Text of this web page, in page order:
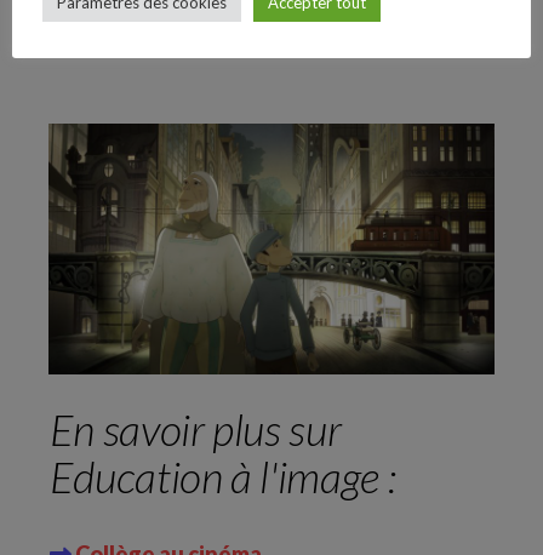
Follow Us
En savoir plus sur
Education à l'image :